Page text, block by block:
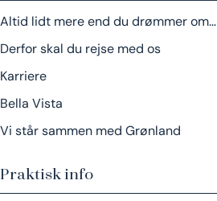
Altid lidt mere end du drømmer om…
Derfor skal du rejse med os
Karriere
Bella Vista
Vi står sammen med Grønland
Praktisk info